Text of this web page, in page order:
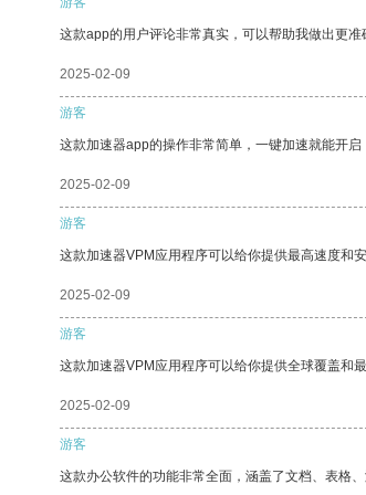
这款app的用户评论非常真实，可以帮助我做出更准
2025-02-09
游客
这款加速器app的操作非常简单，一键加速就能开启
2025-02-09
游客
这款加速器VPM应用程序可以给你提供最高速度和
2025-02-09
游客
这款加速器VPM应用程序可以给你提供全球覆盖和最
2025-02-09
游客
这款办公软件的功能非常全面，涵盖了文档、表格